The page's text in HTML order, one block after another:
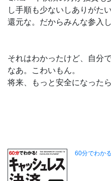
し手順も少ないしありがた
還元な。だからみんな参入し
それはわかったけど、自分
なあ。こわいもん。
将来、もっと安全になった